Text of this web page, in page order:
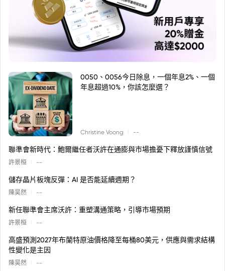
0050、0056今日除息，一個年息2%、一個
年息超過10%，你該怎麼選？
Christine Voong --
聯準會新時代：鮑爾繼任者沃許在通膨與市場擔憂下釋放謹慎信號
許景桓 --
儲存晶片板塊反彈：AI 是否能延續週期？
陳昊然 --
新任聯準會主席沃許：重塑溝通策略，引導市場預期
許景桓 --
高盛預測2027年布蘭特原油價格降至每桶80美元，供應與需求結構
性變化是主因
陳昊然 --